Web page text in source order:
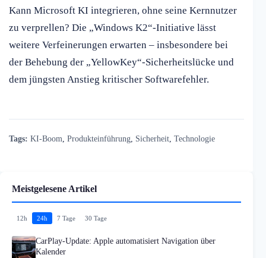
Kann Microsoft KI integrieren, ohne seine Kernnutzer
zu verprellen? Die „Windows K2“-Initiative lässt
weitere Verfeinerungen erwarten – insbesondere bei
der Behebung der „YellowKey“-Sicherheitslücke und
dem jüngsten Anstieg kritischer Softwarefehler.
Tags: KI-Boom Produkteinführung Sicherheit Technologie
Meistgelesene Artikel
12h 24h 7 Tage 30 Tage
CarPlay-Update: Apple automatisiert Navigation über
Kalender